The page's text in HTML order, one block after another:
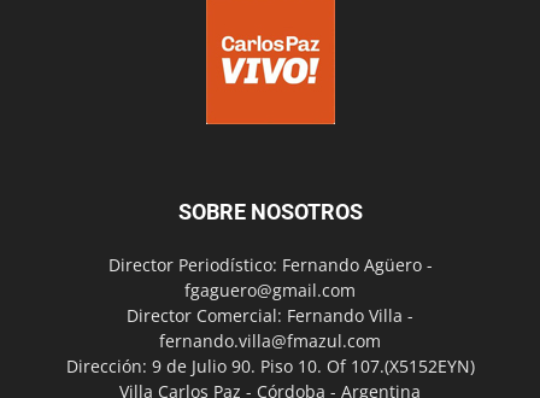
SOBRE NOSOTROS
Director Periodístico: Fernando Agüero -
fgaguero@gmail.com
Director Comercial: Fernando Villa -
fernando.villa@fmazul.com
Dirección: 9 de Julio 90. Piso 10. Of 107.(X5152EYN)
Villa Carlos Paz - Córdoba - Argentina